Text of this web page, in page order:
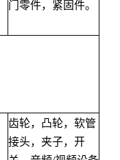
门零件，紧固件。
齿轮，凸轮，软管
接头，夹子，开